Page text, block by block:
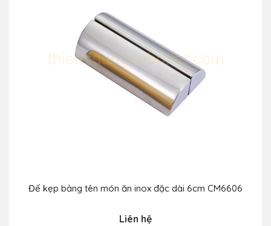
Đế kẹp bảng tên món ăn inox đặc dài 6cm CM6606
Liên hệ